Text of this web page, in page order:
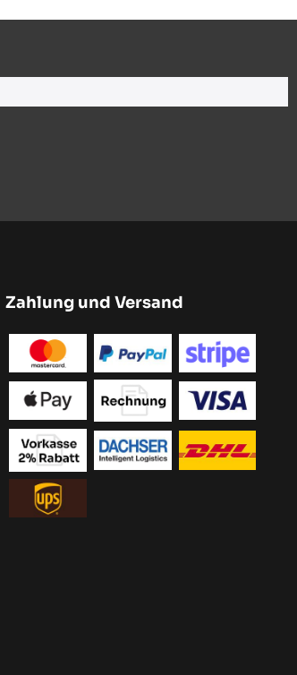
Zahlung und Versand